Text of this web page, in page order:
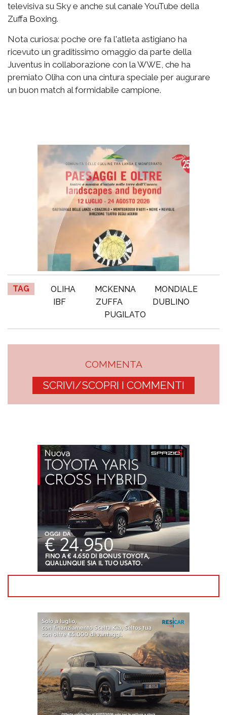
televisiva su Sky e anche sul canale YouTube della
Zuffa Boxing.
Nota curiosa: poche ore fa l'atleta astigiano ha
ricevuto un graditissimo omaggio da parte della
Juventus in collaborazione con la WWE, che ha
premiato Oliha con una cintura speciale per augurare
un buon match al formidabile campione.
TAG OLIHA MCKENNA
MONDIALE
IBF
ZUFFA
DUBLINO
PUGILATO
COMMENTA
SCRIVI/SCOPRI I COMMENTI